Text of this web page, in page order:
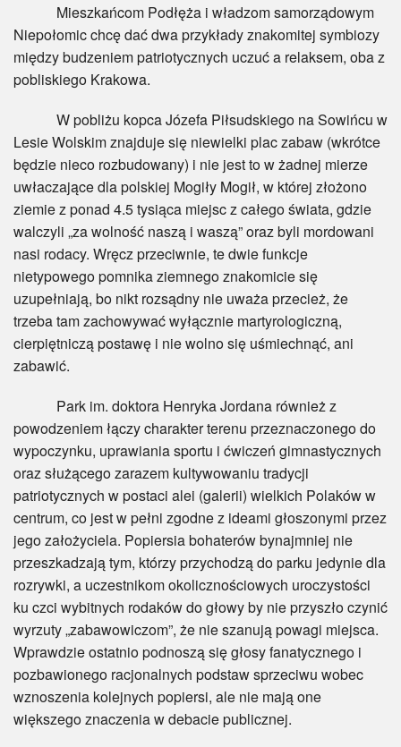
Mieszkańcom Podłęża i władzom samorządowym
Niepołomic chcę dać dwa przykłady znakomitej symbiozy
między budzeniem patriotycznych uczuć a relaksem, oba z
pobliskiego Krakowa.
W pobliżu kopca Józefa Piłsudskiego na Sowińcu w
Lesie Wolskim znajduje się niewielki plac zabaw (wkrótce
będzie nieco rozbudowany) i nie jest to w żadnej mierze
uwłaczające dla polskiej Mogiły Mogił, w której złożono
ziemie z ponad 4.5 tysiąca miejsc z całego świata, gdzie
walczyli „za wolność naszą i waszą” oraz byli mordowani
nasi rodacy. Wręcz przeciwnie, te dwie funkcje
nietypowego pomnika ziemnego znakomicie się
uzupełniają, bo nikt rozsądny nie uważa przecież, że
trzeba tam zachowywać wyłącznie martyrologiczną,
cierpiętniczą postawę i nie wolno się uśmiechnąć, ani
zabawić.
Park im. doktora Henryka Jordana również z
powodzeniem łączy charakter terenu przeznaczonego do
wypoczynku, uprawiania sportu i ćwiczeń gimnastycznych
oraz służącego zarazem kultywowaniu tradycji
patriotycznych w postaci alei (galerii) wielkich Polaków w
centrum, co jest w pełni zgodne z ideami głoszonymi przez
jego założyciela. Popiersia bohaterów bynajmniej nie
przeszkadzają tym, którzy przychodzą do parku jedynie dla
rozrywki, a uczestnikom okolicznościowych uroczystości
ku czci wybitnych rodaków do głowy by nie przyszło czynić
wyrzuty „zabawowiczom”, że nie szanują powagi miejsca.
Wprawdzie ostatnio podnoszą się głosy fanatycznego i
pozbawionego racjonalnych podstaw sprzeciwu wobec
wznoszenia kolejnych popiersi, ale nie mają one
większego znaczenia w debacie publicznej.